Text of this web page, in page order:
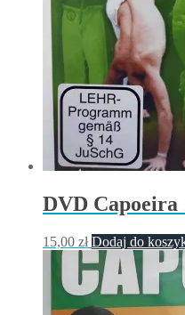
DVD Capoeira
15,00 zł Dodaj do